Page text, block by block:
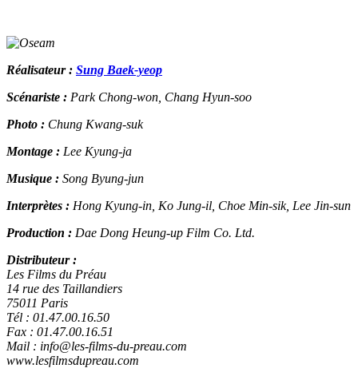
Réalisateur : Sung Baek-yeop
Scénariste : Park Chong-won, Chang Hyun-soo
Photo : Chung Kwang-suk
Montage : Lee Kyung-ja
Musique : Song Byung-jun
Interprètes : Hong Kyung-in, Ko Jung-il, Choe Min-sik, Lee Jin-sun
Production : Dae Dong Heung-up Film Co. Ltd.
Distributeur :
Les Films du Préau
14 rue des Taillandiers
75011 Paris
Tél : 01.47.00.16.50
Fax : 01.47.00.16.51
Mail : info@les-films-du-preau.com
www.lesfilmsdupreau.com